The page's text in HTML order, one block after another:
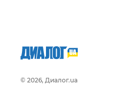
© 2026, Диалог.ua